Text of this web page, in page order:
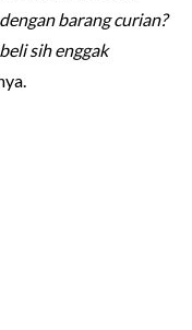
barang curian?
sih enggak